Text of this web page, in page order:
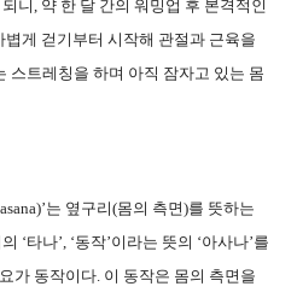
니, 약 한 달 간의 워밍업 후 본격적인
게 걷기부터 시작해 관절과 근육을
스트레칭을 하며 아직 잠자고 있는 몸
는 옆구리(몸의 측면)를 뜻하는
‘타나’, ‘동작’이라는 뜻의 ‘아사나’를
가 동작이다. 이 동작은 몸의 측면을